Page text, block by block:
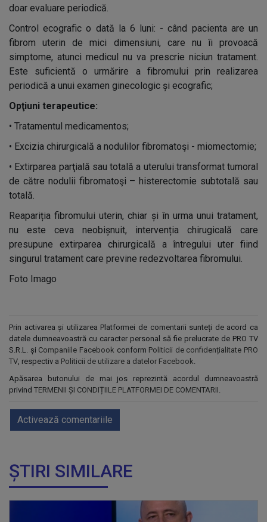
doar evaluare periodică.
Control ecografic o dată la 6 luni: - când pacienta are un
fibrom uterin de mici dimensiuni, care nu îi provoacă
simptome, atunci medicul nu va prescrie niciun tratament.
Este suficientă o urmărire a fibromului prin realizarea
periodică a unui examen ginecologic și ecografic;
Opţiuni terapeutice:
• Tratamentul medicamentos;
• Excizia chirurgicală a nodulilor fibromatoşi - miomectomie;
• Extirparea parţială sau totală a uterului transformat tumoral
de către nodulii fibromatoşi – histerectomie subtotală sau
totală.
Reapariția fibromului uterin, chiar și în urma unui tratament,
nu este ceva neobișnuit, intervenția chirugicală care
presupune extirparea chirurgicală a întregului uter fiind
singurul tratament care previne redezvoltarea fibromului.
Foto Imago
Prin activarea și utilizarea Platformei de comentarii sunteți de acord ca
datele dumneavoastră cu caracter personal să fie prelucrate de PRO TV
S.R.L. și Companiile Facebook conform Politicii de confidențialitate PRO
TV, respectiv a Politicii de utilizare a datelor Facebook.
Apăsarea butonului de mai jos reprezintă acordul dumneavoastră
privind TERMENII ȘI CONDIȚIILE PLATFORMEI DE COMENTARII.
Activează comentariile
ȘTIRI SIMILARE